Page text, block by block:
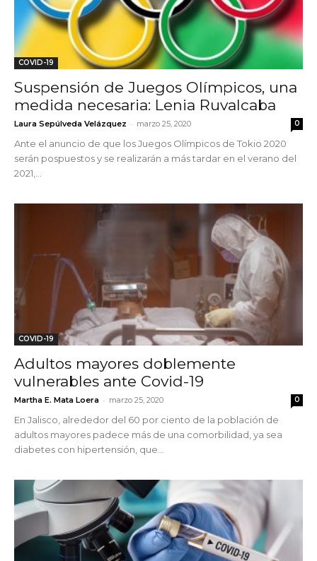
COVID-19
Suspensión de Juegos Olímpicos, una
medida necesaria: Lenia Ruvalcaba
Laura Sepúlveda Velázquez - marzo 25, 2020 0
Ante el anuncio de que los Juegos Olímpicos de Tokio 2020
serán pospuestos y se realizarán a más tardar en el verano del
2021,...
COVID-19
Adultos mayores doblemente
vulnerables ante Covid-19
Martha E. Mata Loera - marzo 25, 2020 0
En Jalisco, alrededor del 60 por ciento de la población de
adultos mayores padece más de una comorbilidad, ya sea
diabetes con hipertensión, que...